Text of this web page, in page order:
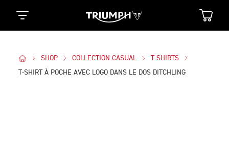
SHOP COLLECTION CASUAL
T SHIRTS
T-SHIRT À POCHE AVEC LOGO DANS LE DOS DITCHLING